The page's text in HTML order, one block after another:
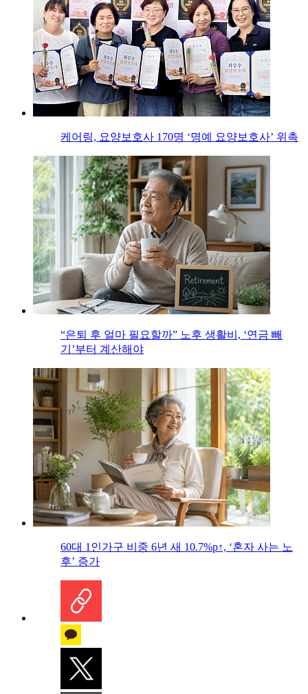
케어링, 요양보호사 170명 ‘명예 요양보호사’ 위촉
“은퇴 후 얼마 필요할까” 노후 생활비, ‘연금 빼
기’부터 계산해야
60대 1인가구 비중 6년 새 10.7%p↑, ‘혼자 사는 노
후’ 증가